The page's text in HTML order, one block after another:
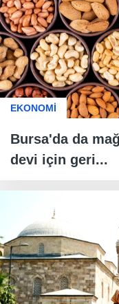
EKONOMİ
Bursa'da da
devi için geri...